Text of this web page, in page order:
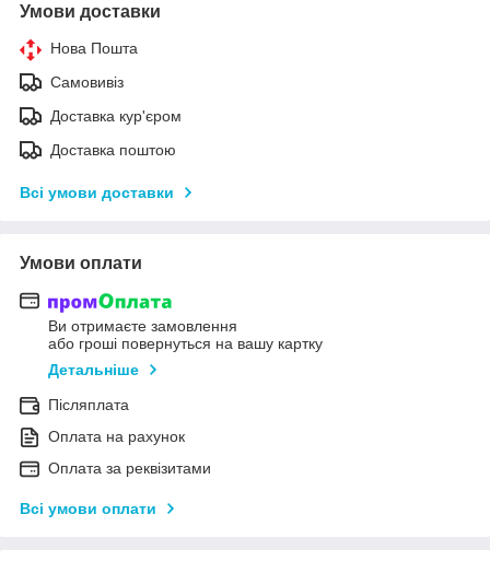
Умови доставки
Нова Пошта
Самовивіз
Доставка кур'єром
Доставка поштою
Всі умови доставки
Умови оплати
Ви отримаєте замовлення
або гроші повернуться на вашу картку
Детальніше
Післяплата
Оплата на рахунок
Оплата за реквізитами
Всі умови оплати